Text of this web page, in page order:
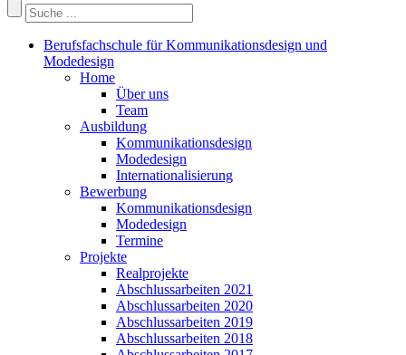
Berufsfachschule für Kommunikationsdesign und
Modedesign
Home
Über uns
Team
Ausbildung
Kommunikationsdesign
Modedesign
Internationalisierung
Bewerbung
Kommunikationsdesign
Modedesign
Termine
Projekte
Realprojekte
Abschlussarbeiten 2021
Abschlussarbeiten 2020
Abschlussarbeiten 2019
Abschlussarbeiten 2018